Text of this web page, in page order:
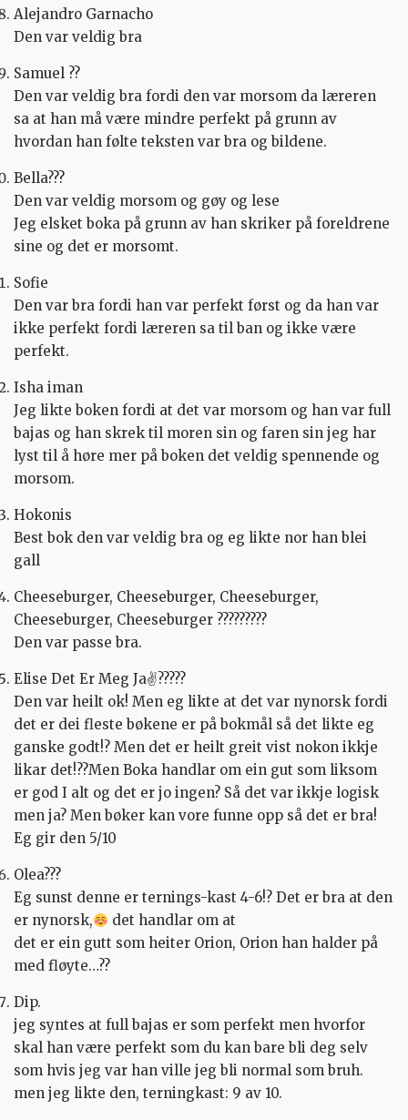
Alejandro Garnacho
Den var veldig bra
Samuel ??
Den var veldig bra fordi den var morsom da læreren
sa at han må være mindre perfekt på grunn av
hvordan han følte teksten var bra og bildene.
Bella???
Den var veldig morsom og gøy og lese
Jeg elsket boka på grunn av han skriker på foreldrene
sine og det er morsomt.
Sofie
Den var bra fordi han var perfekt først og da han var
ikke perfekt fordi læreren sa til ban og ikke være
perfekt.
Isha iman
Jeg likte boken fordi at det var morsom og han var full
bajas og han skrek til moren sin og faren sin jeg har
lyst til å høre mer på boken det veldig spennende og
morsom.
Hokonis
Best bok den var veldig bra og eg likte nor han blei
gall
Cheeseburger, Cheeseburger, Cheeseburger,
Cheeseburger, Cheeseburger ?????????
Den var passe bra.
Elise Det Er Meg Ja✌?????
Den var heilt ok! Men eg likte at det var nynorsk fordi
det er dei fleste bøkene er på bokmål så det likte eg
ganske godt!? Men det er heilt greit vist nokon ikkje
likar det!??Men Boka handlar om ein gut som liksom
er god I alt og det er jo ingen? Så det var ikkje logisk
men ja? Men bøker kan vore funne opp så det er bra!
Eg gir den 5/10
Olea???
Eg sunst denne er ternings-kast 4-6!? Det er bra at den
er nynorsk,
det handlar om at
det er ein gutt som heiter Orion, Orion han halder på
med fløyte…??
Dip.
jeg syntes at full bajas er som perfekt men hvorfor
skal han være perfekt som du kan bare bli deg selv
som hvis jeg var han ville jeg bli normal som bruh.
men jeg likte den, terningkast: 9 av 10.